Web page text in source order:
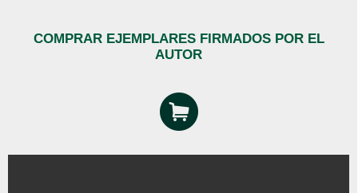
COMPRAR EJEMPLARES FIRMADOS POR EL
AUTOR